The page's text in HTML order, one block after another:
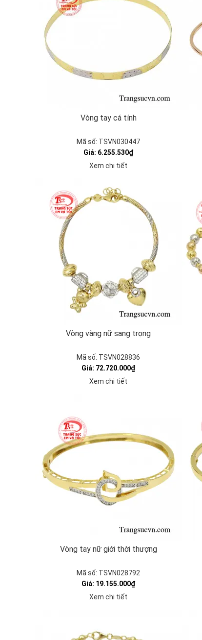
Vòng tay cá tính
Mã số: TSVN030447
Giá: 6.255.530₫
Xem chi tiết
Vòng vàng nữ sang trọng
Mã số: TSVN028836
Giá: 72.720.000₫
Xem chi tiết
Vòng tay nữ giới thời thượng
Mã số: TSVN028792
Giá: 19.155.000₫
Xem chi tiết